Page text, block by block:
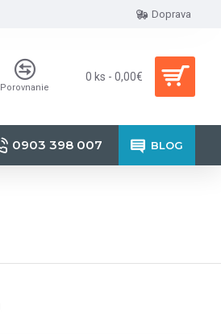
Doprava
Porovnanie
0 ks - 0,00€
0903 398 007 BLOG